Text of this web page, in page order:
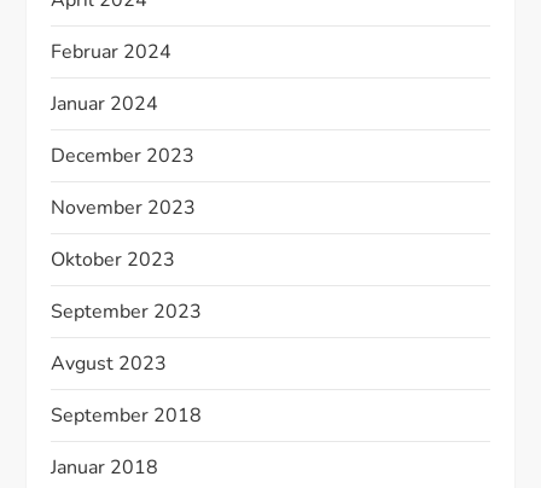
Februar 2024
Januar 2024
December 2023
November 2023
Oktober 2023
September 2023
Avgust 2023
September 2018
Januar 2018